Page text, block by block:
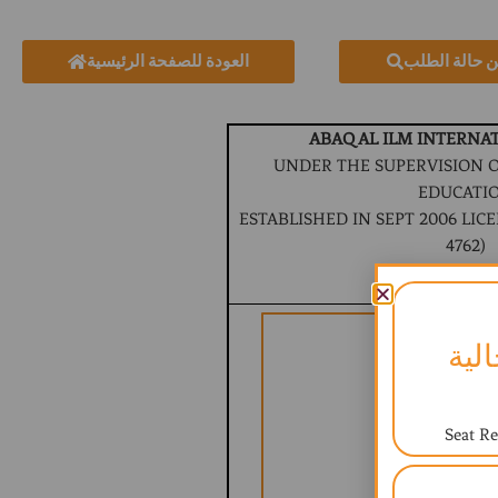
العودة للصفحة الرئيسية حالة الطلب
ABAQ AL ILM
UNDER THE SUPERVISION
ESTABLISHED IN SEPT 2006
4762)
BRITISH